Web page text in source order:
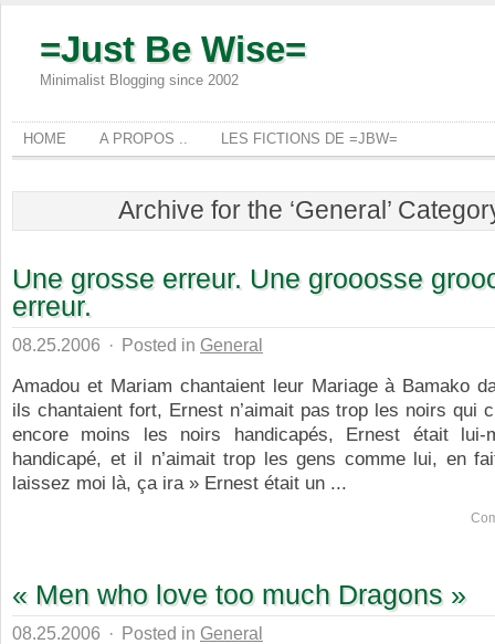
=Just Be Wise=
Minimalist Blogging since 2002
HOME A PROPOS .. LES FICTIONS DE =JBW=
Archive for the ‘General’
Une grosse erreur. Une grooosse
erreur.
08.25.2006 · Posted in General
Amadou et Mariam chantaient leur Mariage à Bamako
ils chantaient fort, Ernest n’aimait pas trop les noirs qui
encore moins les noirs handicapés, Ernest était lui-
handicapé, et il n’aimait trop les gens comme lui, en
laissez moi là, ça ira » Ernest était un ...
« Men who love too much Dragons »
08.25.2006 · Posted in General